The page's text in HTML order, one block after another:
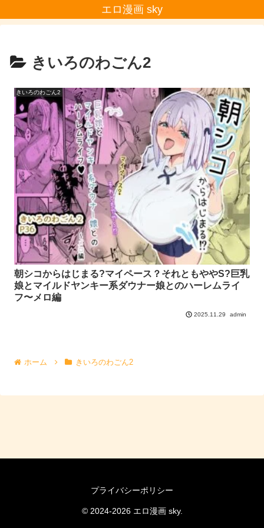
エロ漫画 sky
きいろのわごん2
きいろのわごん2
朝シコからはじまる?マイペース？それともややS?巨乳
娘とマイルドヤンキー系ダウナー娘とのハーレムライ
フ〜メロ編
2025.11.29 admin
ホーム きいろのわごん2
プライバシーポリシー
© 2024-2026 エロ漫画 sky.